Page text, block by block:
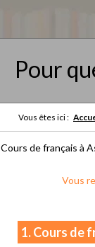
Pour
Vous êtes ici :
Cours de français à
Vous
1. Cours de